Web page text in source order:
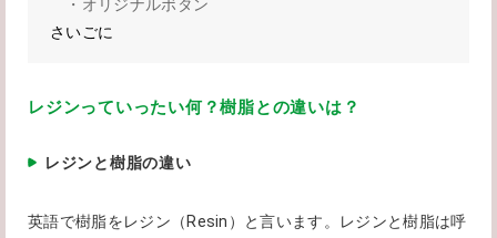
・オリジナルボタン
さいごに
レジンっていったい何？樹脂との違いは？
レジンと樹脂の違い
英語で樹脂をレジン（Resin）と言います。レジンと樹脂は呼